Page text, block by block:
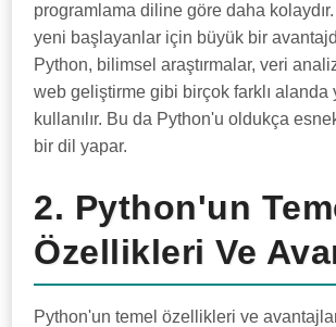
programlama diline göre daha
yeni başlayanlar için büyük bir
Python, bilimsel araştırmalar, veri
web geliştirme gibi birçok farklı alanda
kullanılır. Bu da Python'u oldukça
bir dil yapar.
2. Python'un
Özellikleri Ve
Python'un temel özellikleri ve